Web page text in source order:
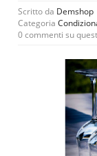
Scritto da Demshop
Categoria
0 commenti su